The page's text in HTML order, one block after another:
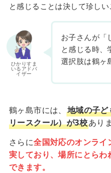
と感じることは決して珍しい
ひかりすま
いるアドバ
イザー
お子さんが「
と感じる時、
選択肢は鶴ヶ
鶴ヶ島市には、 地域の子
リースクール）が3校あり
さらに全国対応のオンライ
実しており、場所にとら
できます。